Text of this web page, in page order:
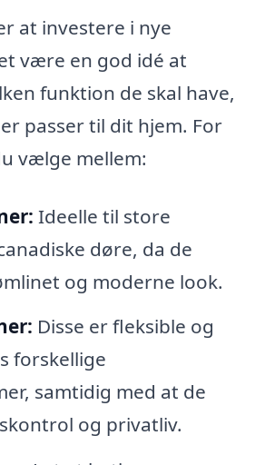
at investere i nye
være en god idé at
funktion de skal have,
passer til dit hjem. For
vælge mellem:
Ideelle til store
døre, da de
og moderne look.
Disse er fleksible og
forskellige
samtidig med at de
og privatliv.